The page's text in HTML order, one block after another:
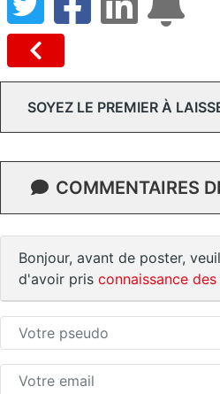
SOYEZ LE PREMIER À
COMMENTAIRES
Bonjour, avant de poster,
d'avoir pris connaissance